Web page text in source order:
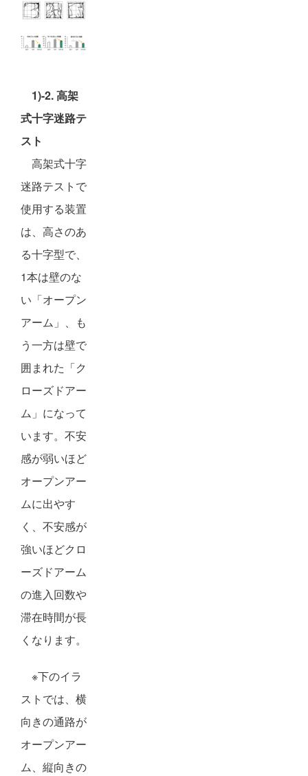
1)-2. 高架
式十字迷路テ
スト
高架式十字
迷路テストで
使用する装置
は、高さのあ
る十字型で、
1本は壁のな
い「オープン
アーム」、も
う一方は壁で
囲まれた「ク
ローズドアー
ム」になって
います。不安
感が弱いほど
オープンアー
ムに出やす
く、不安感が
強いほどクロ
ーズドアーム
の進入回数や
滞在時間が長
くなります。
※下のイラ
ストでは、横
向きの通路が
オープンアー
ム、縦向きの